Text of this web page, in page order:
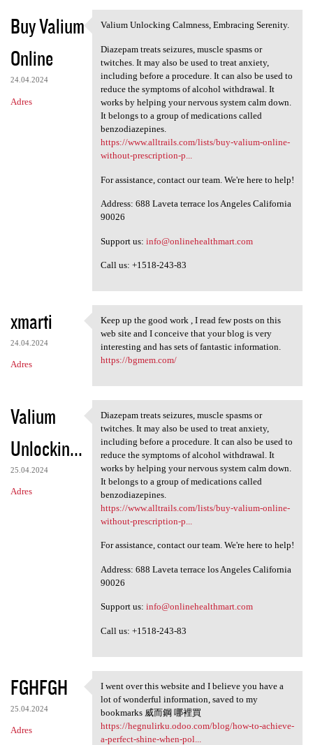
Buy Valium
Online
24.04.2024
Adres
Valium Unlocking Calmness,
Valium Unlocking Calmness, Embracing Serenity.
Diazepam treats seizures, muscle spasms or
twitches. It may also be used to treat anxiety,
including before a procedure. It can also be used to
reduce the symptoms of alcohol withdrawal. It
works by helping your nervous system calm down.
It belongs to a group of medications called
benzodiazepines.
https://www.alltrails.com/lists/buy-valium-online-
without-prescription-p...
For assistance, contact our team. We're here to help!
Address: 688 Laveta terrace los Angeles California
90026
Support us: info@onlinehealthmart.com
Call us: +1518-243-83
xmarti
24.04.2024
Adres
Keep up the good work , I
Keep up the good work , I read few posts on this
web site and I conceive that your blog is very
interesting and has sets of fantastic information.
https://bgmem.com/
Valium
Unlockin...
25.04.2024
Adres
Diazepam treats seizures,
Diazepam treats seizures, muscle spasms or
twitches. It may also be used to treat anxiety,
including before a procedure. It can also be used to
reduce the symptoms of alcohol withdrawal. It
works by helping your nervous system calm down.
It belongs to a group of medications called
benzodiazepines.
https://www.alltrails.com/lists/buy-valium-online-
without-prescription-p...
For assistance, contact our team. We're here to help!
Address: 688 Laveta terrace los Angeles California
90026
Support us: info@onlinehealthmart.com
Call us: +1518-243-83
FGHFGH
25.04.2024
Adres
I went over this website and
I went over this website and I believe you have a
lot of wonderful information, saved to my
bookmarks 威而鋼 哪裡買
https://hegnulirku.odoo.com/blog/how-to-achieve-
a-perfect-shine-when-pol...